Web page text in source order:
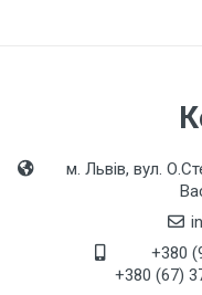
м. Львів, вул.
+380
+380 (67)